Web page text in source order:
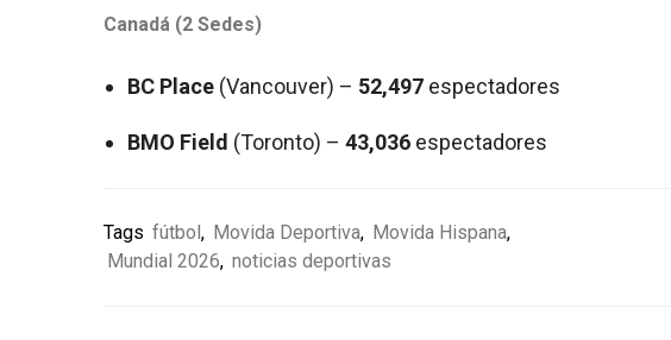
Canadá (2 Sedes)
BC Place (Vancouver) – 52,497 espectadores
BMO Field (Toronto) – 43,036 espectadores
Tags fútbol, Movida Deportiva, Movida Hispana,
Mundial 2026, noticias deportivas